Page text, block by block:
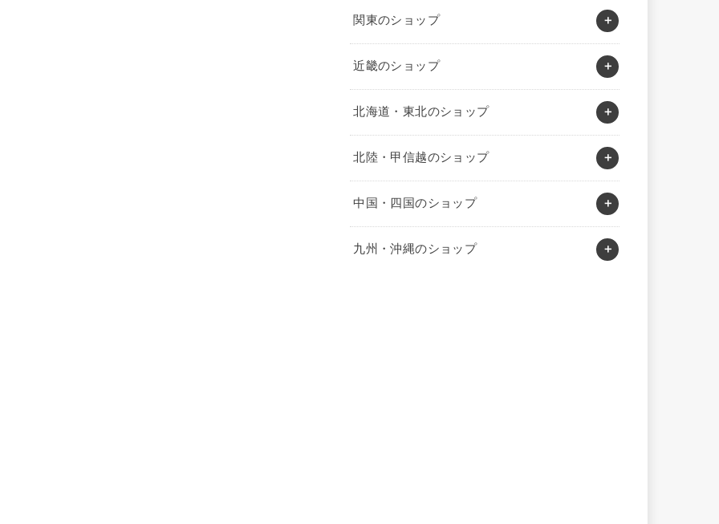
関東のショップ
近畿のショップ
北海道・東北のショップ
北陸・甲信越のショップ
中国・四国のショップ
九州・沖縄のショップ